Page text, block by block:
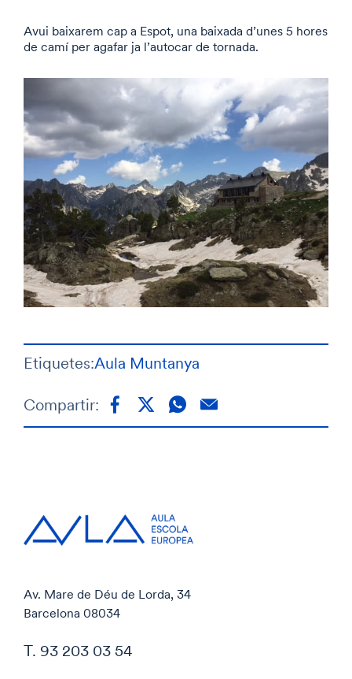
Avui baixarem cap a Espot, una baixada d’unes 5 hores
de camí per agafar ja l’autocar de tornada.
Etiquetes:Aula Muntanya
Compartir:
Av. Mare de Déu de Lorda, 34
Barcelona 08034
T. 93 203 03 54